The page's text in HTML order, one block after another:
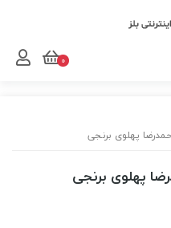
پهلوی برنجی
پهلوی برنجی
0